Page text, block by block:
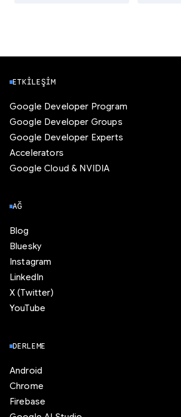
ETKILEŞIM
Google Developer Program
Google Developer Groups
Google Developer Experts
Accelerators
Google Cloud & NVIDIA
AĞ
Blog
Bluesky
Instagram
LinkedIn
X (Twitter)
YouTube
DERLEME
Android
Chrome
Firebase